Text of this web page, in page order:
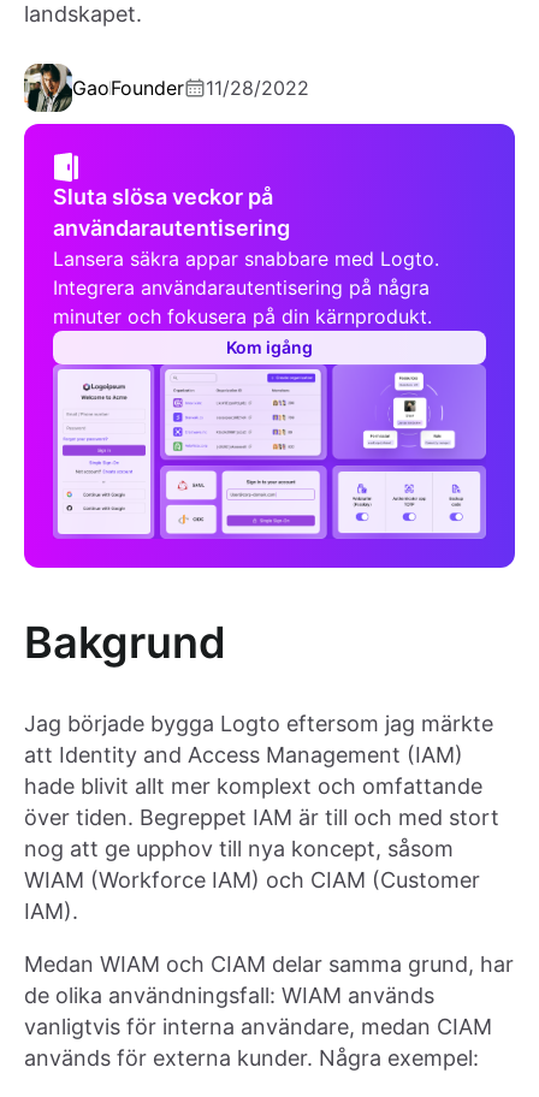
landskapet.
GaoFounder 11/28/2022
Sluta slösa veckor på
användarautentisering
Lansera säkra appar snabbare med Logto.
Integrera användarautentisering på några
minuter och fokusera på din kärnprodukt.
Kom igång
Bakgrund
Jag började bygga Logto eftersom jag märkte
att Identity and Access Management (IAM)
hade blivit allt mer komplext och omfattande
över tiden. Begreppet IAM är till och med stort
nog att ge upphov till nya koncept, såsom
WIAM (Workforce IAM) och CIAM (Customer
IAM).
Medan WIAM och CIAM delar samma grund, har
de olika användningsfall: WIAM används
vanligtvis för interna användare, medan CIAM
används för externa kunder. Några exempel: